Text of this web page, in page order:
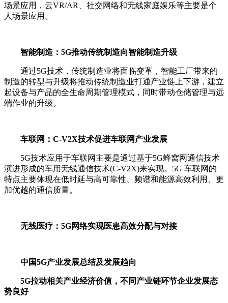
场景应用，云VR/AR、社交网络和无线家庭娱乐等主要是个
人场景应用。
智能制造：5G推动传统制造向智能制造升级
通过5G技术，传统制造业将面临变革，智能工厂带来的
制造的转型与升级将推动传统制造业打通产业链上下游，建立
起设备与产品的全生命周期管理模式，同时带动仓储管理与远
端作业的升级。
车联网：C-V2X技术促进车联网产业发展
5G技术应用于车联网主要是通过基于5G蜂窝网通信技术
演进形成的车用无线通信技术(C-V2X)来实现。5G 车联网的
特点主要体现在低时延与高可靠性、频谱和能源高效利用、更
加优越的通信质量。
无线医疗：5G网络实现医患高效分配与对接
中国5G产业发展总结及发展趋向
5G拉动相关产业经济价值，不同产业链环节企业发展态
势良好